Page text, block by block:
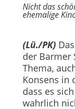
Nicht das
ehemalige
(Lü./PK)
der Barmer
Thema,
Konsens in
dass es
wahrlich